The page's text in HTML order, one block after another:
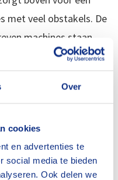
Over
cookies
en advertenties te
social media te bieden
Ook delen we
met veel obstakels. De
machines staan
werken op hoogte,
rijden onder belasting.
De belangrijkste
de grote XL werkbak